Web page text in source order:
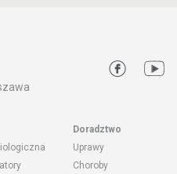
Doradztwo
Uprawy
Choroby